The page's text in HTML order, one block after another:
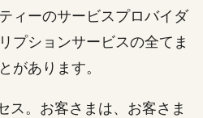
ィーのサービスプロバイダ
プションサービスの全てま
があります。
ス。お客さまは、お客さま